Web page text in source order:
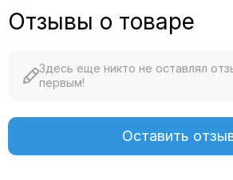
Отзывы о товаре
Здесь еще никто не оставлял
первым!
Оставить